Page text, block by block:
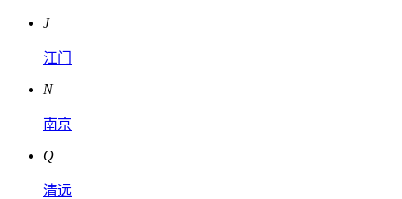
J
江门
N
南京
Q
清远